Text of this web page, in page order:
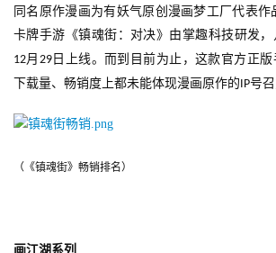
同名原作漫画为有妖气原创漫画梦工厂代表作
卡牌手游《镇魂街：对决》由掌趣科技研发
12月 29日上线。而到目前为止，这款官方正
下载量、畅销度上都未能体现漫画原作的IP号召
（《镇魂街》畅销排名）
画江湖系列